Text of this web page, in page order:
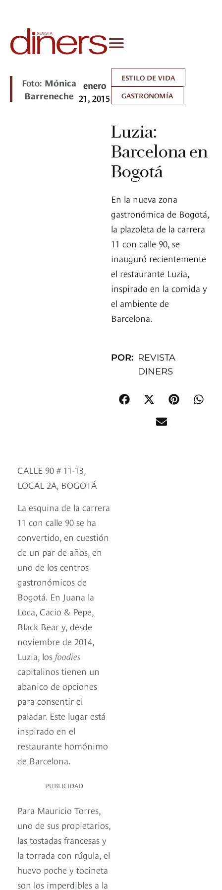
Foto: Mónica
Barreneche
enero
21, 2015
ESTILO DE VIDA
GASTRONOMÍA
Luzia:
Barcelona en
Bogotá
En la nueva zona
gastronómica de Bogotá,
la plazoleta de la carrera
11 con calle 90, se
inauguró recientemente
el restaurante Luzia,
inspirado en la comida y
el ambiente de
Barcelona.
POR: REVISTA
DINERS
CALLE 90 # 11-13,
LOCAL 2A, BOGOTÁ
La esquina de la carrera
11 con calle 90 se ha
convertido, en cuestión
de un par de años, en
uno de los centros
gastronómicos de
Bogotá. En Juana la
Loca, Cacio & Pepe,
Black Bear y, desde
noviembre de 2014,
Luzia, los foodies
capitalinos tienen un
abanico de opciones
para consentir el
paladar. Este lugar está
inspirado en el
restaurante homónimo
de Barcelona.
PUBLICIDAD
Para Mauricio Torres,
uno de sus propietarios,
las tostadas francesas y
la torrada con rúgula, el
huevo poche y tocineta
son los imperdibles a la